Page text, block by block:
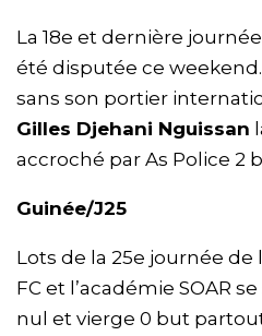
La 18e et dernière
été disputée ce weekend.
sans son portier
Gilles Djehani Nguissan
accroché par As Police 2
Guinée/J25
Lots de la 25e journée de
FC et l’académie SOAR
nul et vierge 0 but